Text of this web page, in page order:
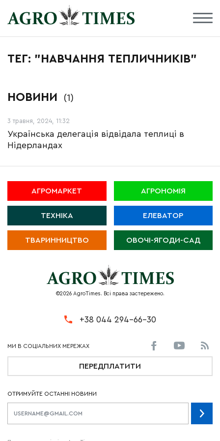
ТЕГ: "НАВЧАННЯ ТЕПЛИЧНИКІВ"
НОВИНИ (1)
3 травня, 2024, 11:32
Українська делегація відвідала теплиці в
Нідерландах
АГРОМАРКЕТ АГРОНОМІЯ
ТЕХНІКА ЕЛЕВАТОР
ТВАРИННИЦТВО ОВОЧІ-ЯГОДИ-САД
©2026 AgroTimes. Всі права застережено.
+38 044 294-66-30
ПЕРЕДПЛАТИТИ
ОТРИМУЙТЕ ОСТАННІ НОВИНИ